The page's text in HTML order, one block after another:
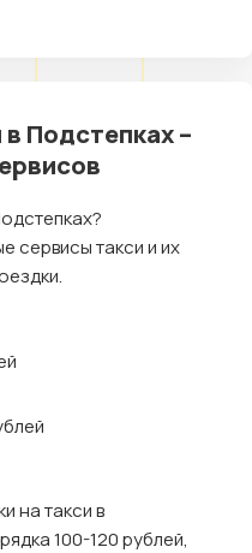
Подстепках –
сервисы такси и их
на такси в
100-120 рублей,